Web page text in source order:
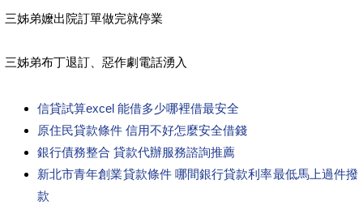
三姊弟嬤出院訂單做完就停業
三姊弟布丁退訂、惡作劇電話湧入
信貸試算excel 能借多少哪裡借最安全
原住民貸款條件 信用不好怎麼安全借錢
銀行債務整合 貸款代辦服務諮詢推薦
新北市青年創業貸款條件 哪間銀行貸款利率最低馬上過件撥
款